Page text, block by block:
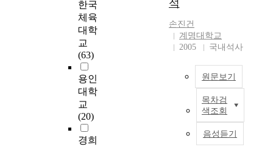
한국
체육
대학
교
(63)
용인
대학
교
(20)
경희
석
손진건
계명대학교
2005
국내석사
원문보기
목차검
색조회
음성듣기